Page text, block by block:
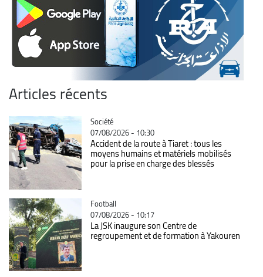
Articles récents
Catégorie
Société
07/08/2026 - 10:30
Accident de la route à Tiaret : tous les
moyens humains et matériels mobilisés
pour la prise en charge des blessés
Catégorie
Football
07/08/2026 - 10:17
La JSK inaugure son Centre de
regroupement et de formation à Yakouren